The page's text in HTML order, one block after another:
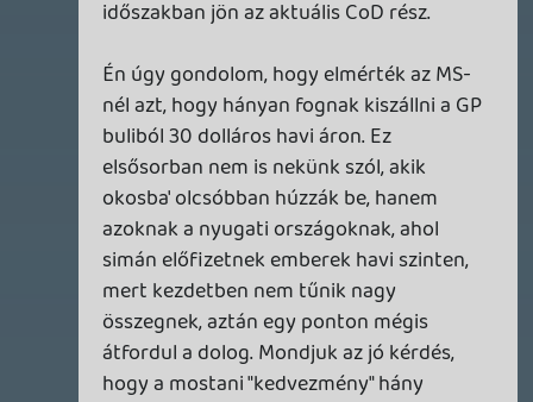
SENARA: THE SACRAMENT
Szektások, mélytengeri rémek és egy realisztikus
óceánjáró. A SENARA-ban első pillantásra minden
megvan, ami a sikerhez kell, ez az összkép azonban
MEGJELENÉSI DÁTUMOK NAPJA – EZ TÖRTÉNT SZERDÁN
Benne: Isle of Reveries, Beaten Path, Moonlighter 2: The
Endless Vault, Fallen Tear: The Ascension.
CORSAIR CLIPPER PRO MINI 60 - KICSI, DE ERŐS